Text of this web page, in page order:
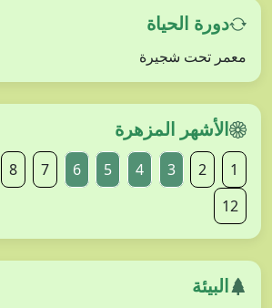
دورة الحياة
معمر تحت شجيرة
الأشهر المزهرة
1
2
3
4
5
6
7
8
12
البيئة